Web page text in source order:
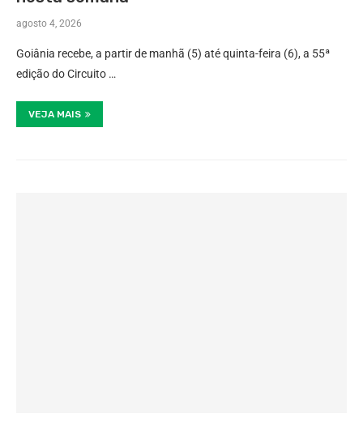
agosto 4, 2026
Goiânia recebe, a partir de manhã (5) até quinta-feira (6), a 55ª
edição do Circuito …
VEJA MAIS